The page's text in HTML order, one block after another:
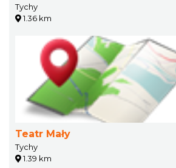
Tychy
1.36 km
Teatr Mały
Tychy
1.39 km